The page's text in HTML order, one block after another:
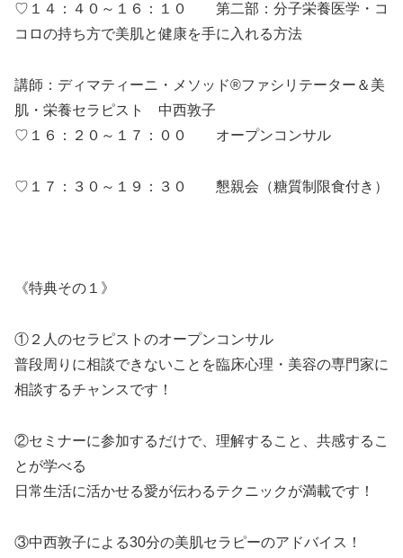
♡１４：４０～１６：１０ 第二部：分子栄養医学・コ
コロの持ち方で美肌と健康を手に入れる方法
講師：ディマティーニ・メソッド®ファシリテーター＆ 美
肌・栄養セラピスト 中西敦子
♡１６：２０～１７：００ オープンコンサル
♡１７：３０～１９：３０ 懇親会（糖質制限食付き）
《特典その１》
①２人のセラピストのオープンコンサル
普段周りに相談できないことを臨床心理・美容の専門家に
相談するチャンスです！
②セミナーに参加するだけで、理解すること、共感するこ
とが学べる
日常生活に活かせる愛が伝わるテクニックが満載です！
③中西敦子による30分の美肌セラピーのアドバイス！